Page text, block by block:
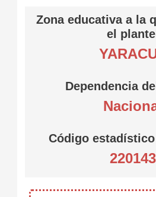
Zona educativa a la
el plantel
Dependencia
Código
220143